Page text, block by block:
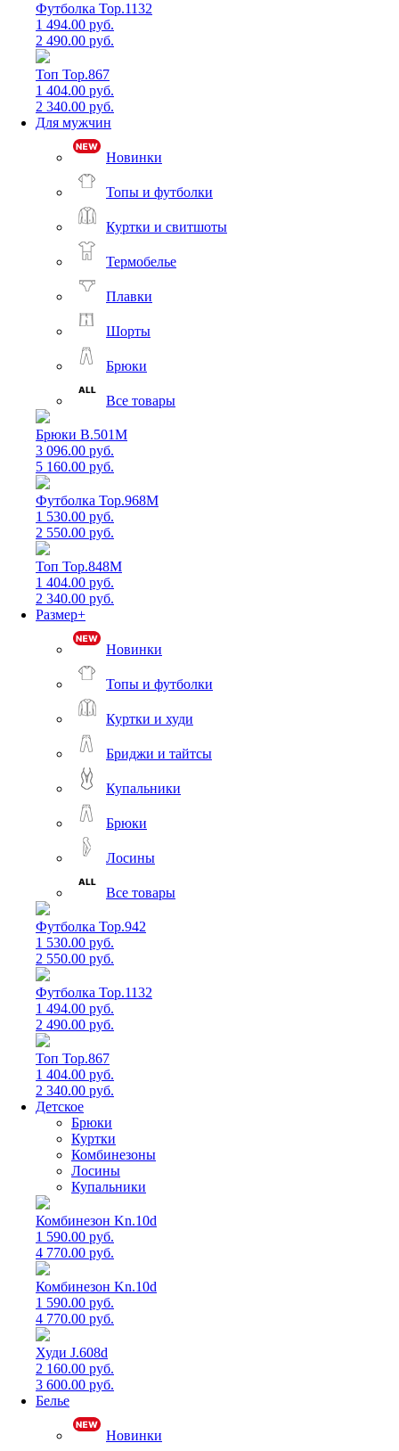
Футболка Top.1132
1 494.00 руб.
2 490.00 руб.
Топ Top.867
1 404.00 руб.
2 340.00 руб.
Для мужчин
Новинки
Топы и футболки
Куртки и свитшоты
Термобелье
Плавки
Шорты
Брюки
Все товары
Брюки B.501M
3 096.00 руб.
5 160.00 руб.
Футболка Top.968M
1 530.00 руб.
2 550.00 руб.
Топ Top.848M
1 404.00 руб.
2 340.00 руб.
Размер+
Новинки
Топы и футболки
Куртки и худи
Бриджи и тайтсы
Купальники
Брюки
Лосины
Все товары
Футболка Top.942
1 530.00 руб.
2 550.00 руб.
Футболка Top.1132
1 494.00 руб.
2 490.00 руб.
Топ Top.867
1 404.00 руб.
2 340.00 руб.
Детское
Брюки
Куртки
Комбинезоны
Лосины
Купальники
Комбинезон Kn.10d
1 590.00 руб.
4 770.00 руб.
Комбинезон Kn.10d
1 590.00 руб.
4 770.00 руб.
Худи J.608d
2 160.00 руб.
3 600.00 руб.
Белье
Новинки